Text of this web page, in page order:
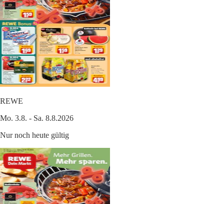
REWE
Mo. 3.8. - Sa. 8.8.2026
Nur noch heute gültig